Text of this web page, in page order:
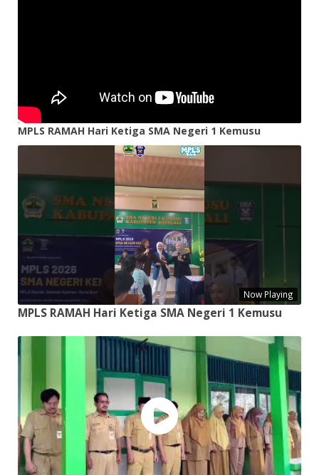
MPLS RAMAH Hari Ketiga SMA Negeri 1 Kemusu
Now Playing
MPLS RAMAH Hari Ketiga SMA Negeri 1 Kemusu